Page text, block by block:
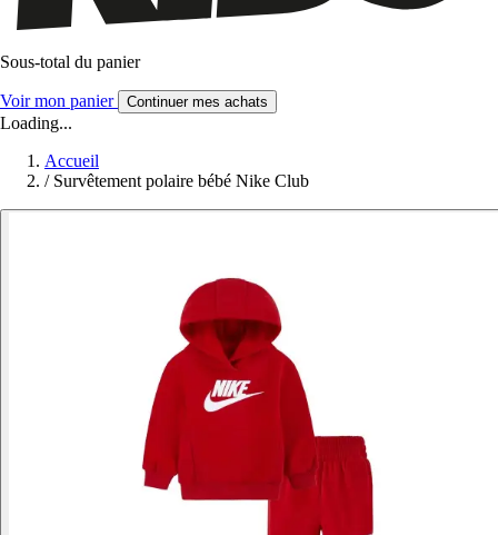
Sous-total du panier
Voir mon panier Continuer mes achats
Loading...
Accueil
/ Survêtement polaire bébé Nike Club